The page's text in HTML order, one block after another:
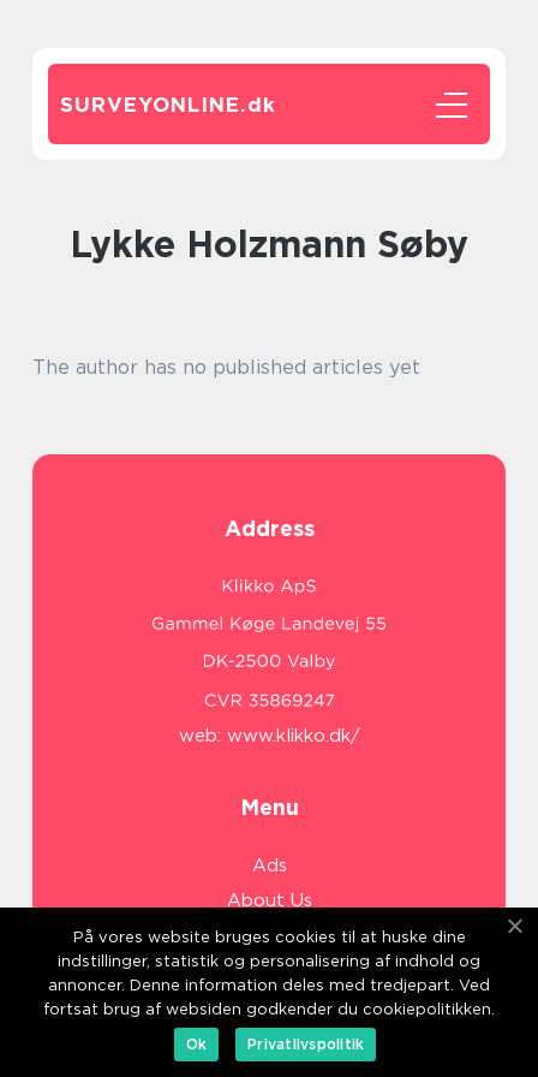
SURVEYONLINE.dk
Lykke Holzmann Søby
The author has no published articles yet
Address
web: www.klikko.dk/
Menu
Ads
About Us
Cookies
Contact
Sitemap
På vores website bruges cookies til at huske dine
indstillinger, statistik og personalisering af indhold og
annoncer. Denne information deles med tredjepart. Ved
fortsat brug af websiden godkender du cookiepolitikken.
Ok
Privatlivspolitik